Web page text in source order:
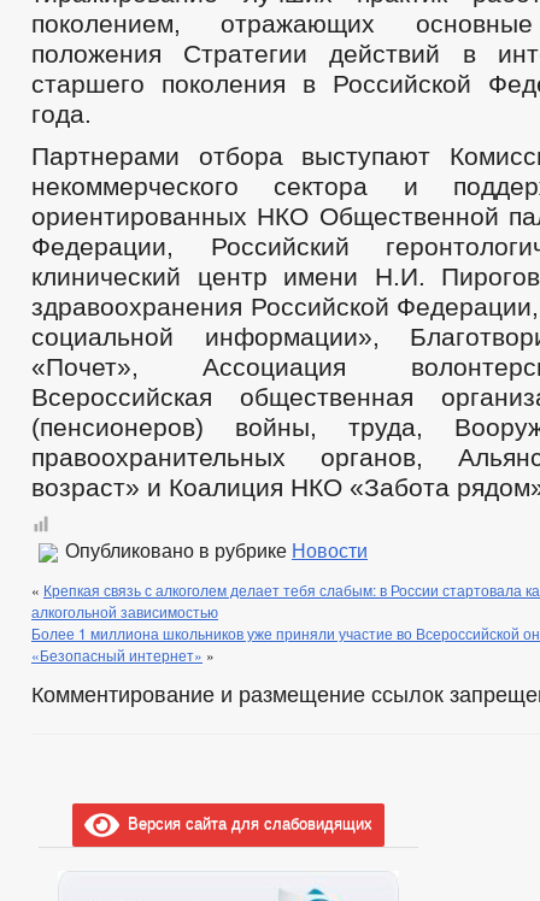
поколением, отражающих
положения Стратегии действий в
старшего поколения в Российской
года.
Партнерами отбора выступают
некоммерческого сектора и
ориентированных НКО Общественной
Федерации, Российский
клинический центр имени Н.И.
здравоохранения Российской
социальной информации»,
«Почет», Ассоциация
Всероссийская общественная
(пенсионеров) войны, труда,
правоохранительных органов,
возраст» и Коалиция НКО «Забота
Опубликовано в рубрике Новости
« Крепкая связь с алкоголем делает тебя слабым: в России стартовала
алкогольной зависимостью
Более 1 миллиона школьников уже приняли участие во Всероссийской
«Безопасный интернет» »
Комментирование и размещение ссылок
Версия сайта для слабовидящих